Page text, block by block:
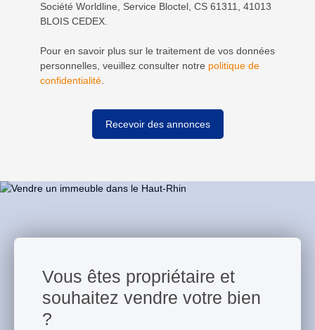
Société Worldline, Service Bloctel, CS 61311, 41013
BLOIS CEDEX.
Pour en savoir plus sur le traitement de vos données
personnelles, veuillez consulter notre politique de
confidentialité.
Recevoir des annonces
Vous êtes propriétaire et
souhaitez vendre votre bien
?